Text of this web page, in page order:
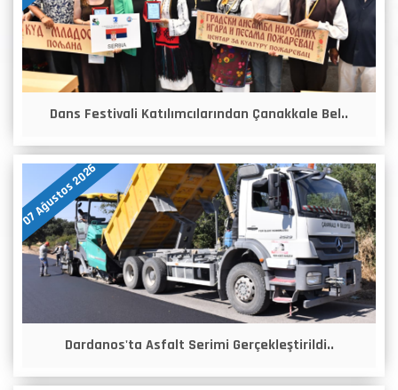
Dans Festivali Katılımcılarından Çanakkale Bel..
07 Ağustos 2026
Dardanos'ta Asfalt Serimi Gerçekleştirildi..